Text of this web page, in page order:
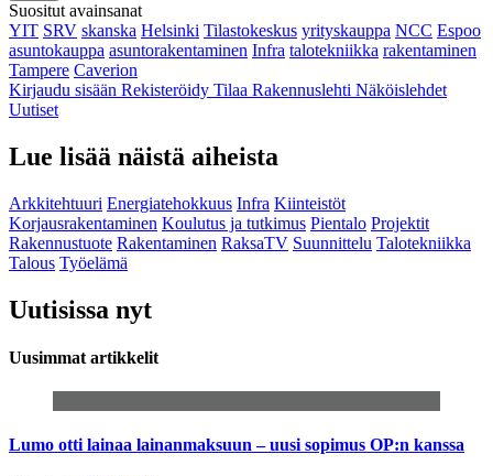
Suositut avainsanat
YIT SRV skanska Helsinki Tilastokeskus yrityskauppa NCC Espoo
asuntokauppa asuntorakentaminen Infra talotekniikka rakentaminen
Tampere Caverion
Kirjaudu sisään Rekisteröidy Tilaa Rakennuslehti Näköislehdet
Uutiset
Lue lisää näistä aiheista
Arkkitehtuuri Energiatehokkuus Infra Kiinteistöt
Korjausrakentaminen Koulutus ja tutkimus Pientalo Projektit
Rakennustuote Rakentaminen RaksaTV Suunnittelu Talotekniikka
Talous Työelämä
Uutisissa nyt
Uusimmat artikkelit
Lumo otti lainaa lainanmaksuun – uusi sopimus OP:n kanssa